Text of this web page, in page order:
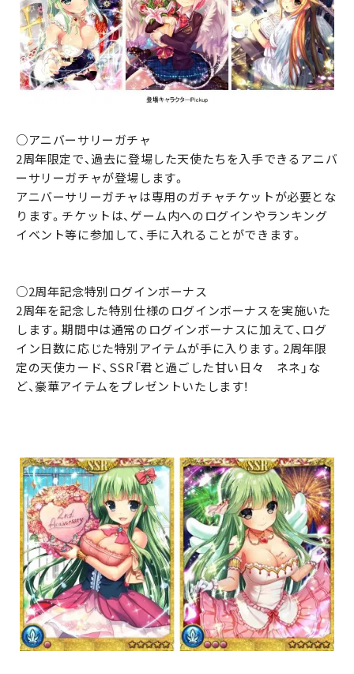
○アニバーサリーガチャ
2周年限定で、過去に登場した天使たちを入手できるアニバ
ーサリーガチャが登場します。
アニバーサリーガチャは専用のガチャチケットが必要とな
ります。チケットは、ゲーム内へのログインやランキング
イベント等に参加して、手に入れることができます。
○2周年記念特別ログインボーナス
2周年を記念した特別仕様のログインボーナスを実施いた
します。期間中は通常のログインボーナスに加えて、ログ
イン日数に応じた特別アイテムが手に入ります。2周年限
定の天使カード、SSR「君と過ごした甘い日々 ネネ」な
ど、豪華アイテムをプレゼントいたします！